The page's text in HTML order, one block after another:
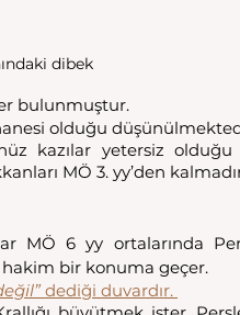
dibek
bulunmuştur.
olduğu
kazılar yetersiz
MÖ 3. yy’den
MÖ 6 yy ortalarında
hakim bir konuma geçer.
dediği duvardır.